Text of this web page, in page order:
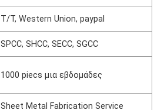
Τ/Τ, Western Union, paypal
SPCC, SHCC, SECC, SGCC
1000 piecs μια εβδομάδες
Sheet Metal Fabrication Service